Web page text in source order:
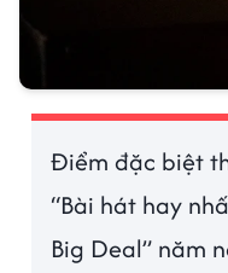
Điểm đặc biệt
“Bài hát hay
Big Deal” năm